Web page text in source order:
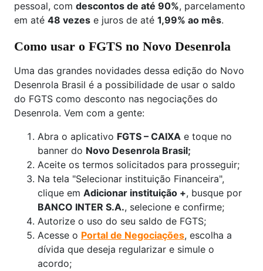
pessoal, com descontos de até 90%, parcelamento
em até 48 vezes e juros de até 1,99% ao mês.
Como usar o FGTS no Novo Desenrola
Uma das grandes novidades dessa edição do Novo
Desenrola Brasil é a possibilidade de usar o saldo
do FGTS como desconto nas negociações do
Desenrola. Vem com a gente:
Abra o aplicativo FGTS – CAIXA e toque no
banner do Novo Desenrola Brasil;
Aceite os termos solicitados para prosseguir;
Na tela "Selecionar instituição Financeira",
clique em Adicionar instituição +, busque por
BANCO INTER S.A., selecione e confirme;
Autorize o uso do seu saldo de FGTS;
Acesse o Portal de Negociações, escolha a
dívida que deseja regularizar e simule o
acordo;